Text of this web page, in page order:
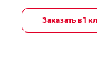
Заказать в 1